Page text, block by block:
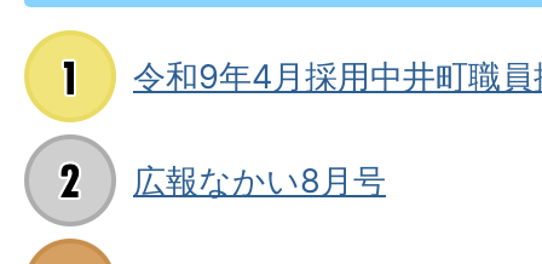
令和9年4月採用中井町職
広報なかい8月号